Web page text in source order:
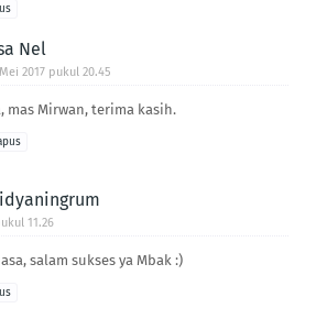
Nel
2017 pukul 20.45
mas Mirwan, terima kasih.
11.26
salam sukses ya Mbak :)